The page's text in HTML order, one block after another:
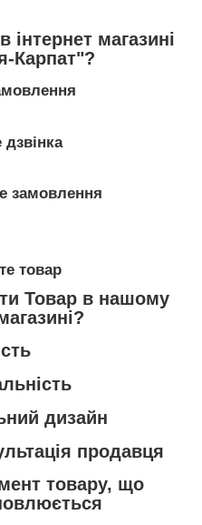
магазині
Карпат"?
дзвінка
замовлення
товар
Товар в нашому
дизайн
продавця
товару, що